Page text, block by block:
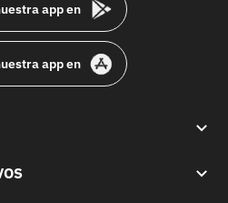
app en
app en